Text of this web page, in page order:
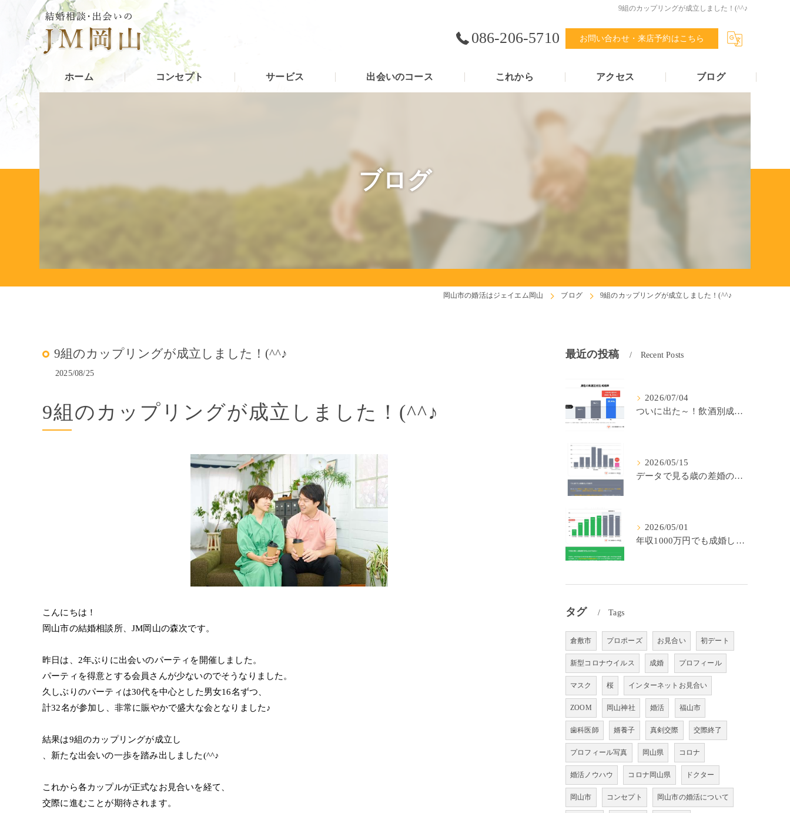
9組のカップリングが成立しました！(^^♪
086-206-5710 お問い合わせ・来店予約はこちら
ホーム コンセプト サービス 出会いのコース これから アクセス ブログ
ブログ
岡山市の婚活はジェイエム岡山 ブログ 9組のカップリングが成立しました！(^^♪
9組のカップリングが成立しました！(^^♪
2025/08/25
9組のカップリングが成立しました！(^^♪
こんにちは！
岡山市の結婚相談所、JM岡山の森次です。
昨日は、2年ぶりに出会いのパーティを開催しました。
パーティを得意とする会員さんが少ないのでそうなりました。
久しぶりのパーティは30代を中心とした男女16名ずつ、
計32名が参加し、非常に賑やかで盛大な会となりました♪
結果は9組のカップリングが成立し
、新たな出会いの一歩を踏み出しました(^^♪
これから各カップルが正式なお見合いを経て、
交際に進むことが期待されます。
最近の投稿 Recent Posts
2026/07/04
ついに出た～！飲酒別成婚率(IBJ)！
2026/05/15
データで見る歳の差婚の確率の低さ。
2026/05/01
年収1000万円でも成婚しやすいとは限らない? 「年収帯別の成婚率」のリアル
タグ Tags
倉敷市 プロポーズ お見合い 初デート
新型コロナウイルス 成婚 プロフィール
マスク 桜 インターネットお見合い
ZOOM 岡山神社 婚活 福山市
歯科医師 婿養子 真剣交際 交際終了
プロフィール写真 岡山県 コロナ
婚活ノウハウ コロナ岡山県 ドクター
岡山市 コンセプト 岡山市の婚活について